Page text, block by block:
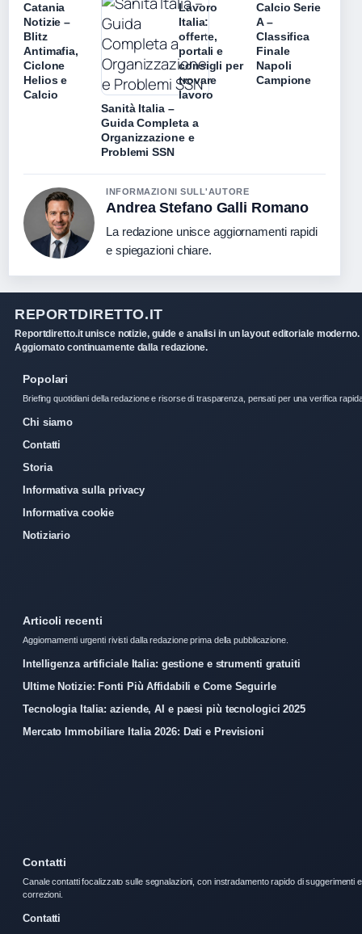
Catania
Notizie –
Blitz
Antimafia,
Ciclone
Helios e
Calcio
Sanità Italia –
Guida Completa a
Organizzazione e
Problemi SSN
Lavoro
Italia:
offerte,
portali e
consigli per
trovare
lavoro
Calcio Serie
A –
Classifica
Finale
Napoli
Campione
INFORMAZIONI SULL'AUTORE
Andrea Stefano Galli Romano
La redazione unisce aggiornamenti rapidi
e spiegazioni chiare.
REPORTDIRETTO.IT
Reportdiretto.it unisce notizie, guide e analisi in un layout editoriale moderno.
Aggiornato continuamente dalla redazione.
Popolari
Briefing quotidiani della redazione e risorse di trasparenza, pensati per una verifica
Chi siamo
Contatti
Storia
Informativa sulla privacy
Informativa cookie
Notiziario
Articoli recenti
Aggiornamenti urgenti rivisti dalla redazione prima della pubblicazione.
Intelligenza artificiale Italia: gestione e strumenti gratuiti
Ultime Notizie: Fonti Più Affidabili e Come Seguirle
Tecnologia Italia: aziende, AI e paesi più tecnologici 2025
Mercato Immobiliare Italia 2026: Dati e Previsioni
Contatti
Canale contatti focalizzato sulle segnalazioni, con instradamento rapido di suggerimenti e
correzioni.
Contatti